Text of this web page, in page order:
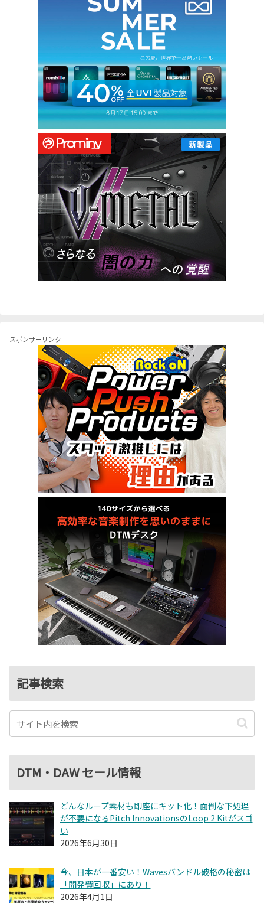
スポンサーリンク
記事検索
DTM・DAW セール情報
どんなループ素材も即座にキット化！面倒な下処理
が不要になるPitch InnovationsのLoop 2 Kitがスゴ
い
2026年6月30日
今、日本が一番安い！Wavesバンドル破格の秘密は
「開発費回収」にあり！
2026年4月1日